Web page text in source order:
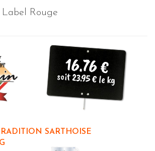
Rouge
16.76 €
soit 23.95 € le kg
SARTHOISE